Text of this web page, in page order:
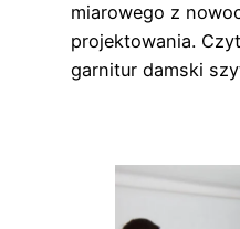
miarowego z
projektowania.
garnitur damski